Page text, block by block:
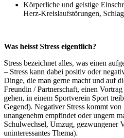
Körperliche und geistige
Herz-Kreislaufstörungen,
Was heisst Stress eigentlich?
Stress bezeichnet alles, was einen
– Stress kann dabei positiv oder
Dinge, die man gerne macht und auf
Freundin / Partnerschaft, einen
gehen, in einem Sportverein Sport
Gegend). Negativer Stress kommt
unangenehm empfindet oder ungern
Schulwechsel, Umzug, gezwungener
uninteressantes Thema).